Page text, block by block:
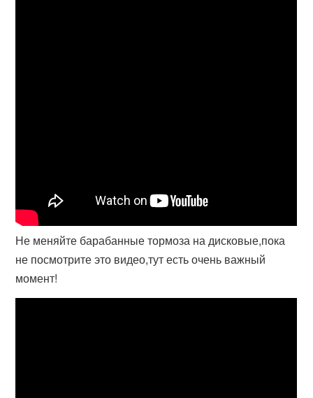
Не меняйте барабанные тормоза на дисковые,пока
не посмотрите это видео,тут есть очень важный
момент!